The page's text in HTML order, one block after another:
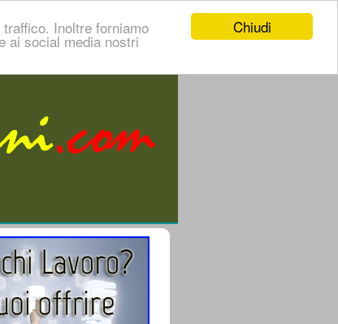
Chiudi
Inoltre forniamo
ai social media nostri